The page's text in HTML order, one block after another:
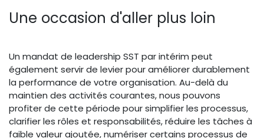
Une occasion d'aller plus loin
Un mandat de leadership SST par intérim peut
également servir de levier pour améliorer durablement
la performance de votre organisation. Au-delà du
maintien des activités courantes, nous pouvons
profiter de cette période pour simplifier les processus,
clarifier les rôles et responsabilités, réduire les tâches à
faible valeur ajoutée, numériser certains processus de